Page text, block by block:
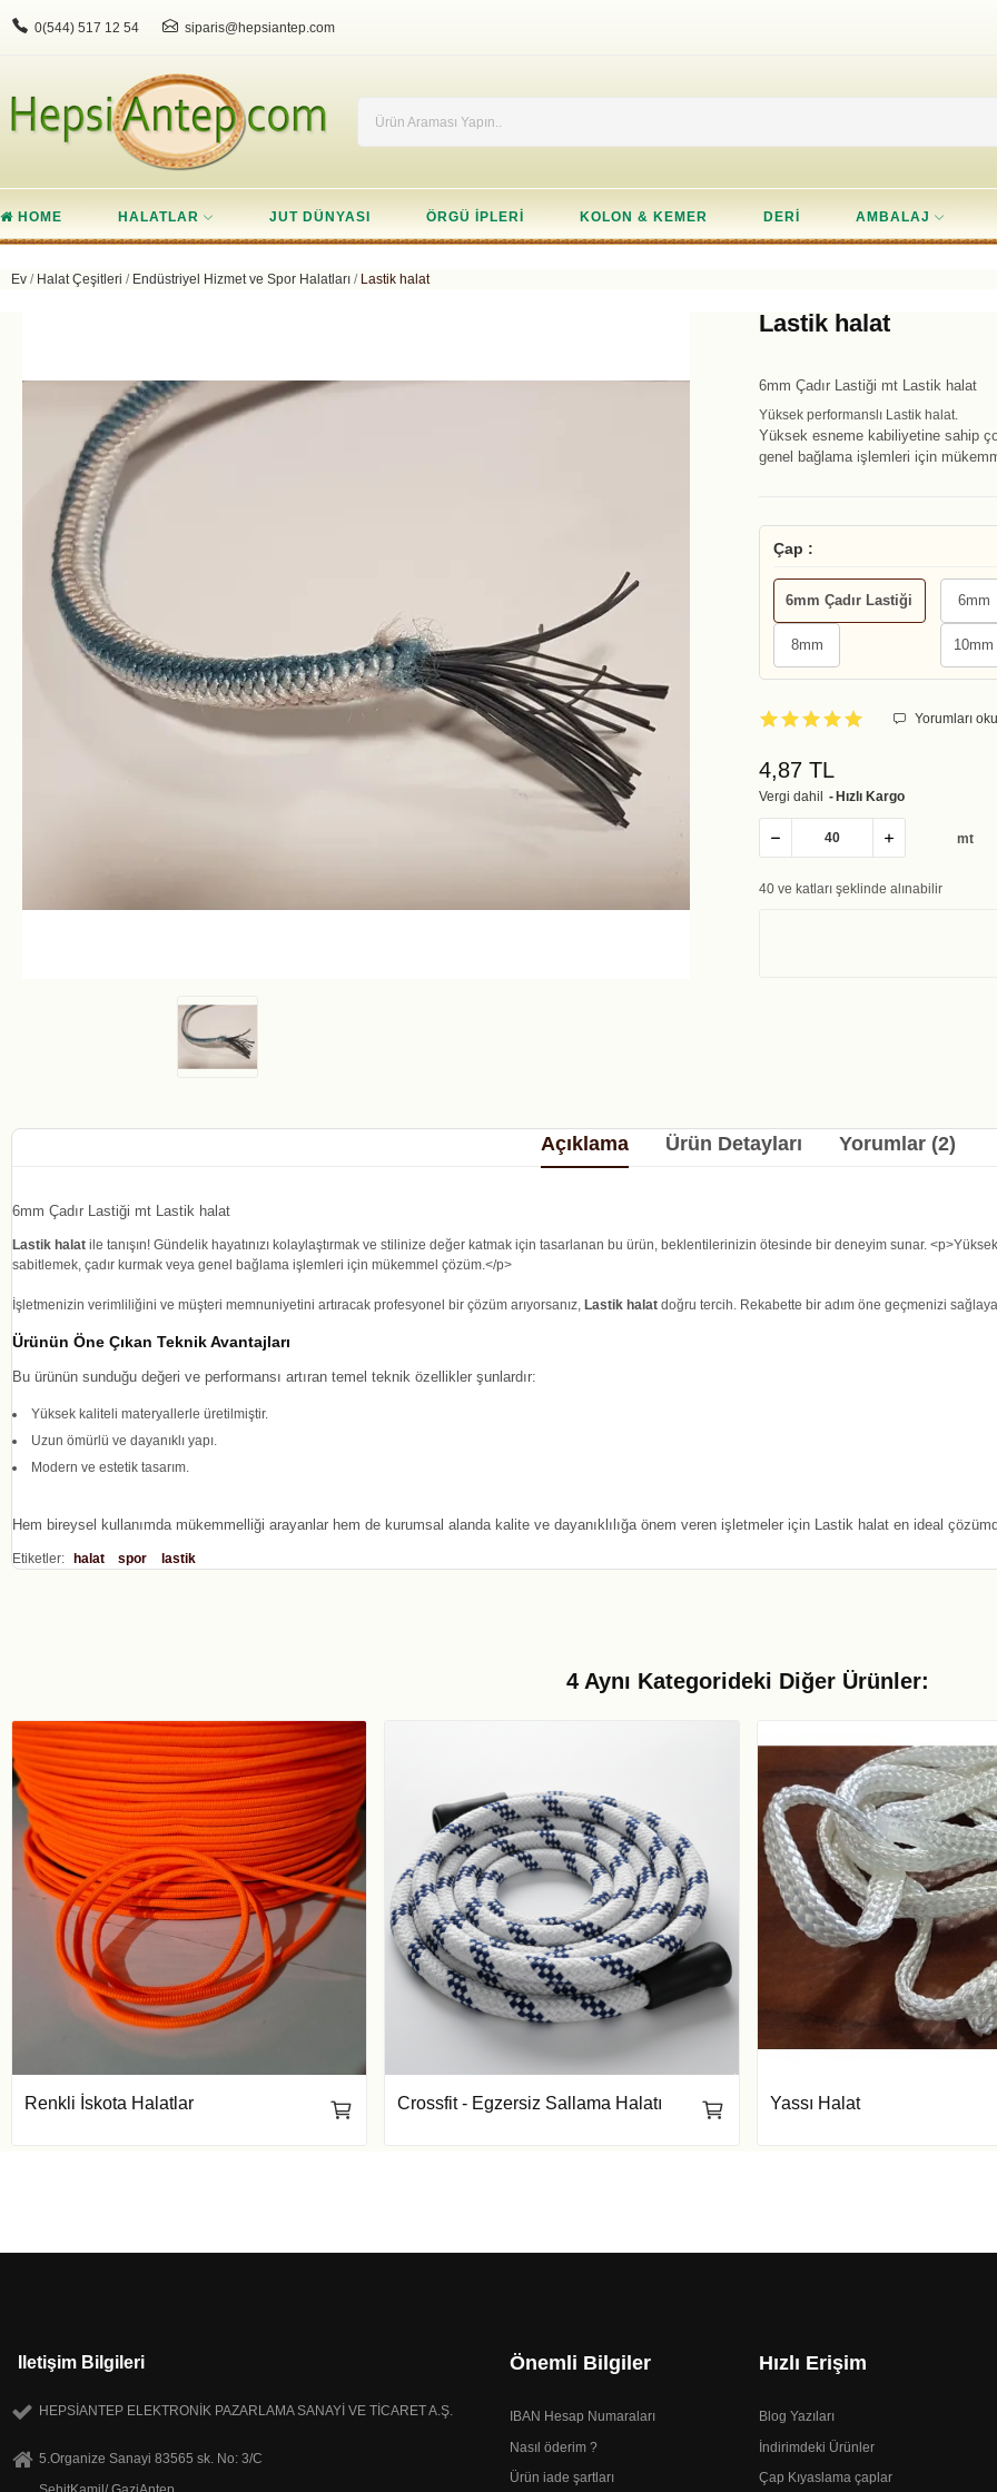
0(544) 517 12 54 siparis@hepsiantep.com
HOME HALATLAR JUT DÜNYASI ÖRGÜ IPLERI KOLON & KEMER DERI AMBALAJ
Ev Halat Çeşitleri Endüstriyel Hizmet ve Spor Halatları Lastik halat
Lastik halat
6mm Çadır Lastiği mt Lastik halat
Yüksek performanslı Lastik halat.
Yüksek esneme kabiliyetine sahip
genel bağlama işlemleri için
Çap :
6mm Çadır Lastiği 6mm
8mm 10mm
Yorumları
4,87 TL
Vergi dahil Hızlı Kargo
mt
40 ve katları şeklinde alınabilir
Açıklama Ürün Detayları Yorumlar (2)
6mm Çadır Lastiği mt Lastik halat
Lastik halat ile tanışın! Gündelik hayatınızı kolaylaştırmak ve stilinize değer katmak için tasarlanan bu ürün, beklentilerinizin ötesinde bir deneyim sunar.
sabitlemek, çadır kurmak veya genel bağlama işlemleri için mükemmel çözüm.</p>
İşletmenizin verimliliğini ve müşteri memnuniyetini artıracak profesyonel bir çözüm arıyorsanız, Lastik halat doğru tercih. Rekabette bir adım öne geçmenizi
Ürünün Öne Çıkan Teknik Avantajları
Bu ürünün sunduğu değeri ve performansı artıran temel teknik özellikler şunlardır:
Yüksek kaliteli materyallerle üretilmiştir.
Uzun ömürlü ve dayanıklı yapı.
Modern ve estetik tasarım.
Hem bireysel kullanımda mükemmelliği arayanlar hem de kurumsal alanda kalite ve dayanıklılığa önem veren işletmeler için Lastik halat en ideal
Etiketler: halat spor lastik
4 Aynı Kategorideki Diğer Ürünler:
Renkli İskota Halatlar Crossfit - Egzersiz Sallama Halatı Yassı Halat
Iletişim Bilgileri
HEPSİANTEP ELEKTRONİK PAZARLAMA SANAYİ VE TİCARET A.Ş.
5.Organize Sanayi 83565 sk. No: 3/C
Önemli Bilgiler
IBAN Hesap Numaraları
Nasıl öderim ?
Ürün iade şartları
Hızlı Erişim
Blog Yazıları
İndirimdeki Ürünler
Çap Kıyaslama çaplar